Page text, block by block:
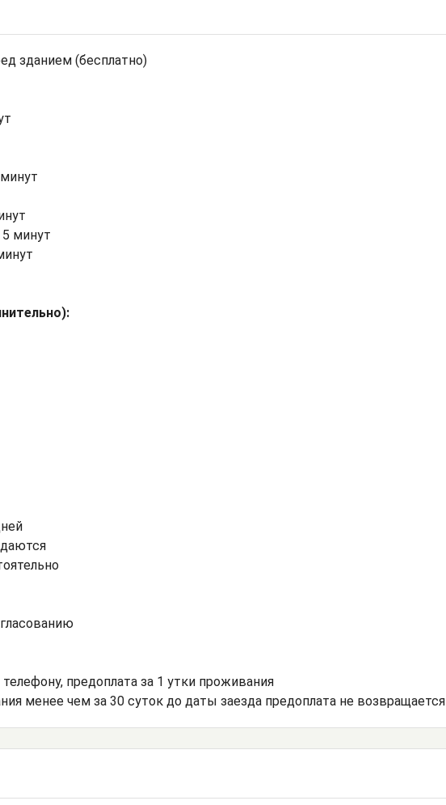
зданием (бесплатно)
5 минут
телефону, предоплата за 1 утки проживания
менее чем за 30 суток до даты заезда предоплата не возвращается